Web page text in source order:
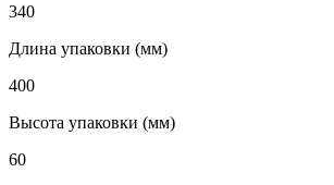
340
Длина упаковки (мм)
400
Высота упаковки (мм)
60